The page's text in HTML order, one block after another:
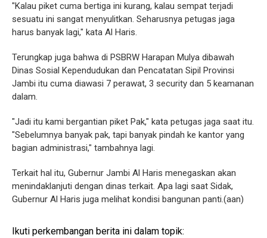
"Kalau piket cuma bertiga ini kurang, kalau sempat terjadi
sesuatu ini sangat menyulitkan. Seharusnya petugas jaga
harus banyak lagi," kata Al Haris.
Terungkap juga bahwa di PSBRW Harapan Mulya dibawah
Dinas Sosial Kependudukan dan Pencatatan Sipil Provinsi
Jambi itu cuma diawasi 7 perawat, 3 security dan 5 keamanan
dalam.
"Jadi itu kami bergantian piket Pak," kata petugas jaga saat itu.
"Sebelumnya banyak pak, tapi banyak pindah ke kantor yang
bagian administrasi," tambahnya lagi.
Terkait hal itu, Gubernur Jambi Al Haris menegaskan akan
menindaklanjuti dengan dinas terkait. Apa lagi saat Sidak,
Gubernur Al Haris juga melihat kondisi bangunan panti.(aan)
Ikuti perkembangan berita ini dalam topik: